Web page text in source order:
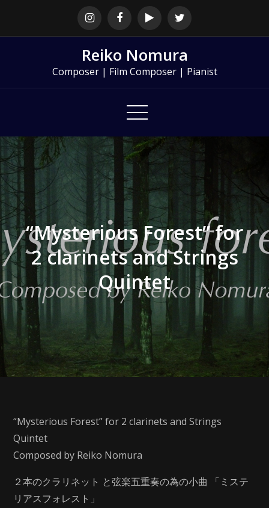
Reiko Nomura
Composer | Film Composer | Pianist
“Mysterious Forest” for
2 clarinets and Strings
Quintet
“Mysterious Forest” for 2 clarinets and Strings
Quintet
Composed by Reiko Nomura
２本のクラリネット と弦楽五重奏の為の小曲 「ミステ
リアスフォレスト」